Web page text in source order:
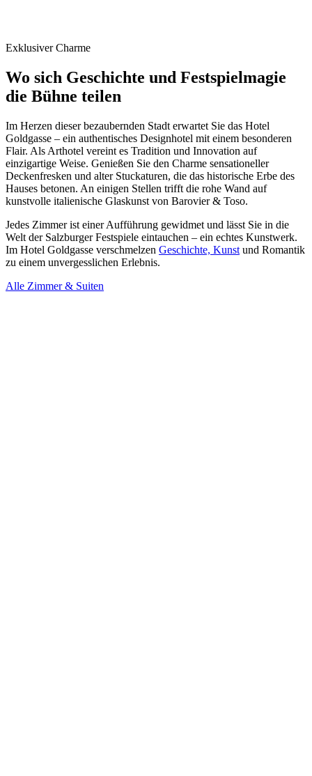
Exklusiver Charme
Wo sich Geschichte und Festspielmagie
die Bühne teilen
Im Herzen dieser bezaubernden Stadt erwartet Sie das Hotel
Goldgasse – ein authentisches Designhotel mit einem besonderen
Flair. Als Arthotel vereint es Tradition und Innovation auf
einzigartige Weise. Genießen Sie den Charme sensationeller
Deckenfresken und alter Stuckaturen, die das historische Erbe des
Hauses betonen. An einigen Stellen trifft die rohe Wand auf
kunstvolle italienische Glaskunst von Barovier & Toso.
Jedes Zimmer ist einer Aufführung gewidmet und lässt Sie in die
Welt der Salzburger Festspiele eintauchen – ein echtes Kunstwerk.
Im Hotel Goldgasse verschmelzen Geschichte, Kunst und Romantik
zu einem unvergesslichen Erlebnis.
Alle Zimmer & Suiten